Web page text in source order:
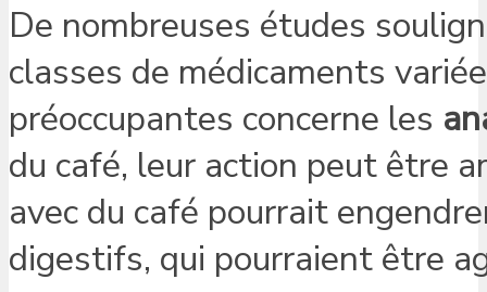
De nombreuses études
classes de médicaments
préoccupantes concerne les
du café, leur action peut être
avec du café pourrait
digestifs, qui pourraient être